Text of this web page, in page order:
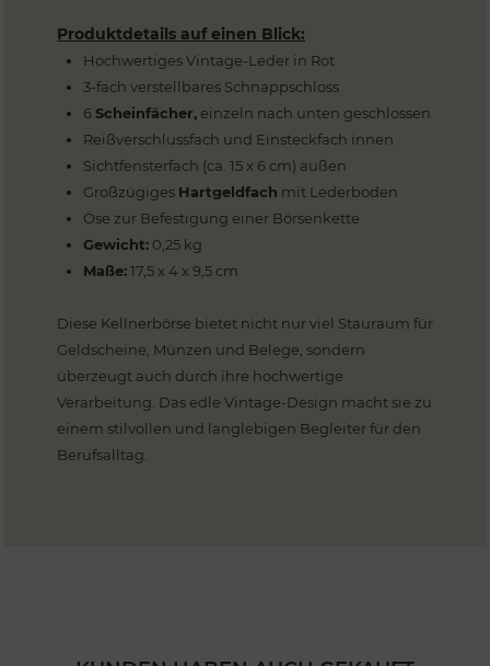
Produktdetails auf einen Blick:
Hochwertiges Vintage-Leder in Rot
3-fach verstellbares Schnappschloss
6 Scheinfächer, einzeln nach unten geschlossen
Reißverschlussfach und Einsteckfach innen
Sichtfensterfach (ca. 15 x 6 cm) außen
Großzügiges Hartgeldfach mit Lederboden
Öse zur Befestigung einer Börsenkette
Gewicht: 0,25 kg
Maße:17,5 x 4 x 9,5 cm
Diese Kellnerbörse bietet nicht nur viel Stauraum für
Geldscheine, Münzen und Belege, sondern
überzeugt auch durch ihre hochwertige
Verarbeitung. Das edle Vintage-Design macht sie zu
einem stilvollen und langlebigen Begleiter für den
Berufsalltag.